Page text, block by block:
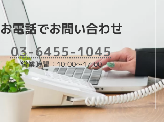
お電話でお問い合わせ
03-6455-1045
営業時間：10:00～17:00